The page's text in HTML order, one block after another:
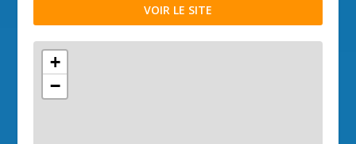
VOIR LE SITE
+
−